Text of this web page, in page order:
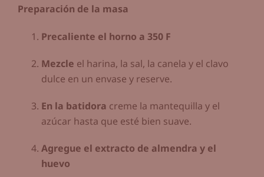
Preparación de la masa
Precaliente el horno a 350 F
Mezcle el harina, la sal, la canela y el clavo
dulce en un envase y reserve.
En la batidora creme la mantequilla y el
azúcar hasta que esté bien suave.
Agregue el extracto de almendra y el
huevo